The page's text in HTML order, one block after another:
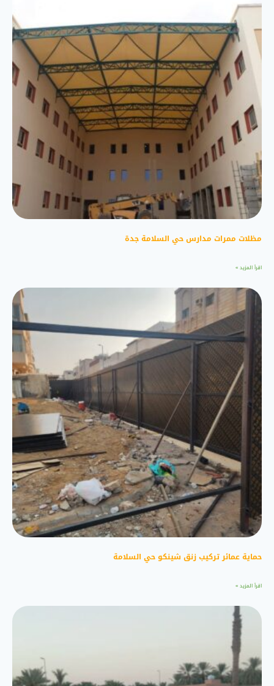
مظلات ممرات مدارس حي السلامة جدة
اقرأ المزيد »
حماية عمائر تركيب زنق شينكو حي السلامة
اقرأ المزيد »